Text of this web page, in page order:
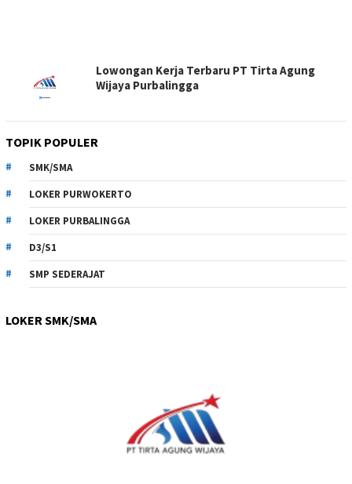
Lowongan Kerja Terbaru PT Tirta Agung
Wijaya Purbalingga
TOPIK POPULER
SMK/SMA
LOKER PURWOKERTO
LOKER PURBALINGGA
D3/S1
SMP SEDERAJAT
LOKER SMK/SMA